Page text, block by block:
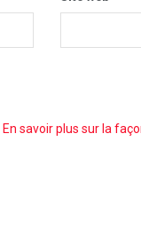
En savoir plus sur la